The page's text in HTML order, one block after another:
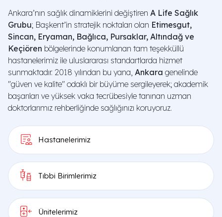
Ankara’nın sağlık dinamiklerini değiştiren A Life Sağlık
Grubu; Başkent’in stratejik noktaları olan Etimesgut,
Sincan, Eryaman, Bağlıca, Pursaklar, Altındağ ve
Keçiören bölgelerinde konumlanan tam teşekküllü
hastanelerimiz ile uluslararası standartlarda hizmet
sunmaktadır. 2018 yılından bu yana, Ankara genelinde
"güven ve kalite" odaklı bir büyüme sergileyerek; akademik
başarıları ve yüksek vaka tecrübesiyle tanınan uzman
doktorlarımız rehberliğinde sağlığınızı koruyoruz.
Hastanelerimiz
Tıbbi Birimlerimiz
Ünitelerimiz